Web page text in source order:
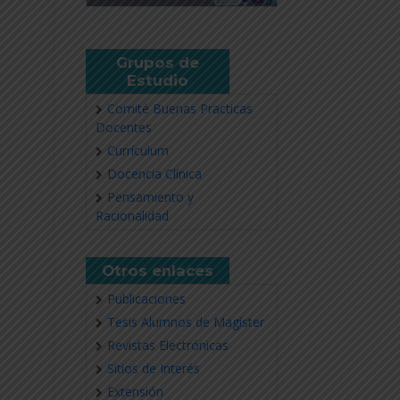
Grupos de
Estudio
Comité Buenas Practicas
Docentes
Currículum
Docencia Clínica
Pensamiento y
Racionalidad
Otros enlaces
Publicaciones
Tesis Alumnos de Magíster
Revistas Electrónicas
Sitios de Interés
Extensión